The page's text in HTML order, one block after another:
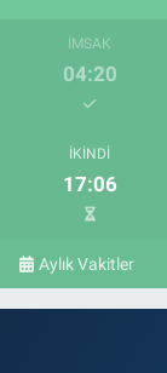
İMSAK
04:20
İKINDI
17:06
Aylık Vakitler